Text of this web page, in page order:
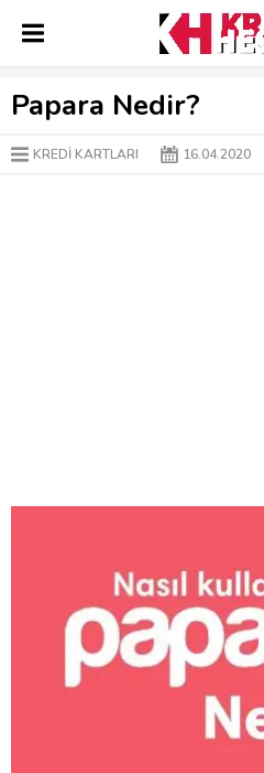
Papara Nedir?
KREDİ KARTLARI 16.04.2020